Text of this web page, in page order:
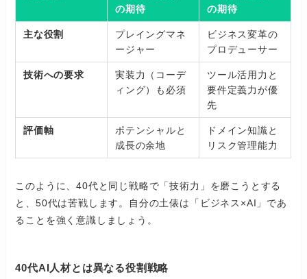
の期待
の期待
主な役割
プレイングマネ
ージャー
ビジネス変革の
プロデューサー
技術への要求
実装力（コーデ
ィング）も必須
ツール活用力と
要件定義力が優
先
評価軸
ポテンシャルと
成長の余地
ドメイン知識と
リスク管理能力
このように、40代と同じ戦略で「技術力」を磨こうとする
と、50代は苦戦します。自分の土俵は「ビジネス×AI」であ
ることを強く意識しましょう。
40代AI人材とは異なる役割戦略